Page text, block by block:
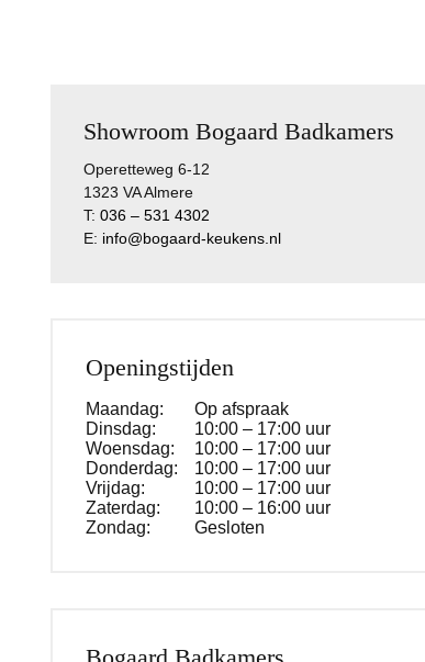
Showroom Bogaard Badkamers
Operetteweg 6-12
1323 VA Almere
T:036 – 531 4302
E: info@bogaard-keukens.nl
Openingstijden
Maandag:
Op afspraak
Dinsdag:
10:00 – 17:00 uur
Woensdag:
10:00 – 17:00 uur
Donderdag:
10:00 – 17:00 uur
Vrijdag:
10:00 – 17:00 uur
Zaterdag:
10:00 – 16:00 uur
Zondag:
Gesloten